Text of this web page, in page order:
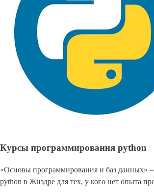
Курсы программирования python
«Основы программирования и баз данных»
python в Жиздре для тех, у кого нет опыта